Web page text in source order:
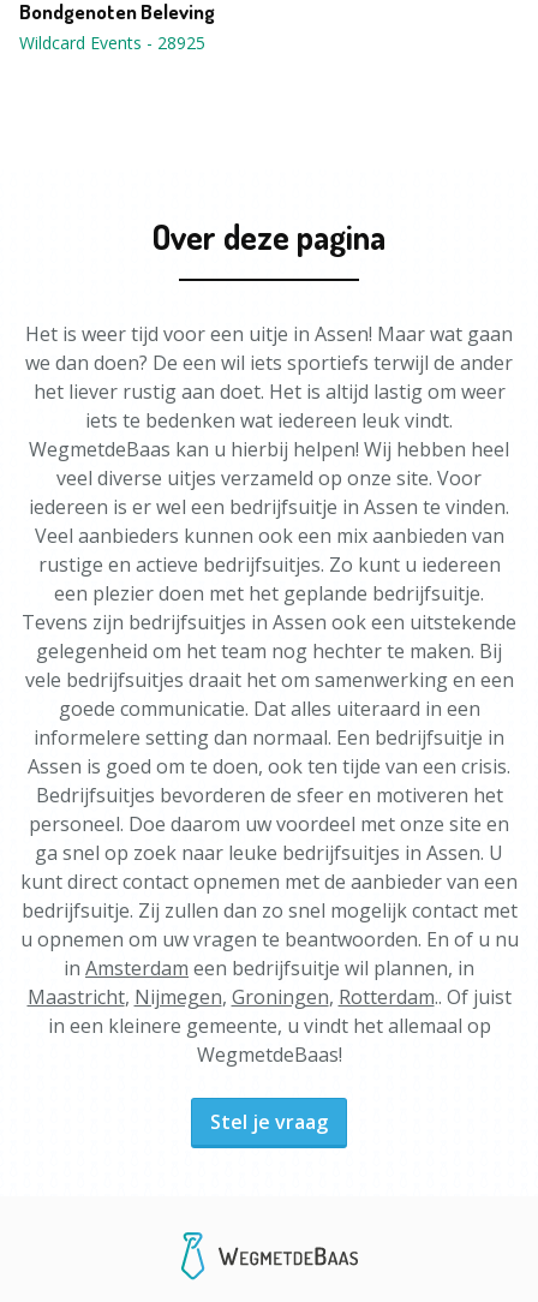
Bondgenoten Beleving
Wildcard Events - 28925
Over deze pagina
Het is weer tijd voor een uitje in Assen! Maar wat gaan
we dan doen? De een wil iets sportiefs terwijl de ander
het liever rustig aan doet. Het is altijd lastig om weer
iets te bedenken wat iedereen leuk vindt.
WegmetdeBaas kan u hierbij helpen! Wij hebben heel
veel diverse uitjes verzameld op onze site. Voor
iedereen is er wel een bedrijfsuitje in Assen te vinden.
Veel aanbieders kunnen ook een mix aanbieden van
rustige en actieve bedrijfsuitjes. Zo kunt u iedereen
een plezier doen met het geplande bedrijfsuitje.
Tevens zijn bedrijfsuitjes in Assen ook een uitstekende
gelegenheid om het team nog hechter te maken. Bij
vele bedrijfsuitjes draait het om samenwerking en een
goede communicatie. Dat alles uiteraard in een
informelere setting dan normaal. Een bedrijfsuitje in
Assen is goed om te doen, ook ten tijde van een crisis.
Bedrijfsuitjes bevorderen de sfeer en motiveren het
personeel. Doe daarom uw voordeel met onze site en
ga snel op zoek naar leuke bedrijfsuitjes in Assen. U
kunt direct contact opnemen met de aanbieder van een
bedrijfsuitje. Zij zullen dan zo snel mogelijk contact met
u opnemen om uw vragen te beantwoorden. En of u nu
in Amsterdam een bedrijfsuitje wil plannen, in
Maastricht, Nijmegen, Groningen, Rotterdam.. Of juist
in een kleinere gemeente, u vindt het allemaal op
WegmetdeBaas!
Stel je vraag